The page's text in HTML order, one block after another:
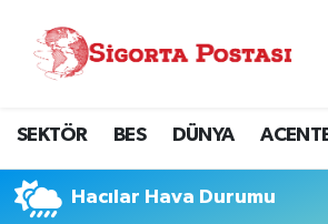
SEKTÖR BES DÜNYA
Hacılar Hava Durumu
Nöbetçi Eczaneler
Hava Durumu
Namaz Vakitleri